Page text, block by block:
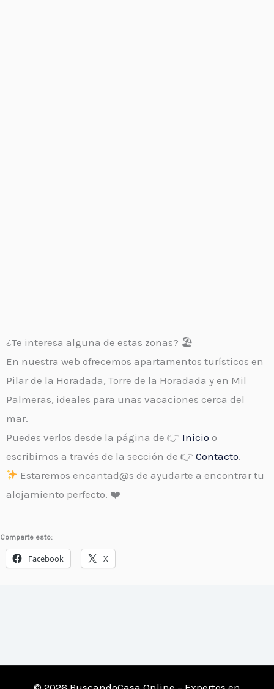
¿Te interesa alguna de estas zonas? 🏖️
En nuestra web ofrecemos apartamentos turísticos en
Pilar de la Horadada, Torre de la Horadada y en Mil
Palmeras, ideales para unas vacaciones cerca del
mar.
Puedes verlos desde la página de 👉 Inicio o
escribirnos a través de la sección de 👉 Contacto.
Estaremos encantad@s de ayudarte a encontrar tu
alojamiento perfecto. ❤️
Comparte esto:
Facebook X